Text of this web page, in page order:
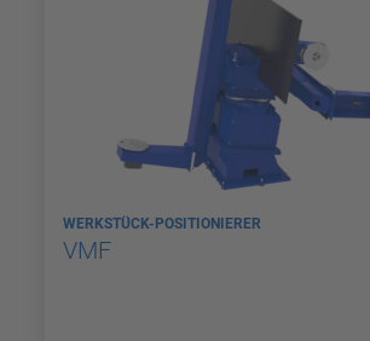
WERKSTÜCK-POSITIONIERER
VMF